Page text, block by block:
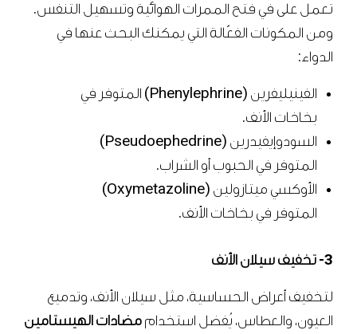
تعمل على في فتح الممرات الهوائية وتسهيل التنفس.
ومن المكونات الفعّالة التي يمكنك البحث عنها في
الدواء:
الفينيليفرين (Phenylephrine) المتوفر في
بخاخات الأنف.
السودوإيفيدرين (Pseudoephedrine)
المتوفر في الحبوب أو الشراب.
الأوكسي ميتازولين (Oxymetazoline)
المتوفر في بخاخات الأنف.
3- تخفيف سيلان الأنف
لتخفيف أعراض الحساسية، مثل سيلان الأنف، وتدميع
العيون، والعطاس، يُفضل استخداممضادات الهيستامين